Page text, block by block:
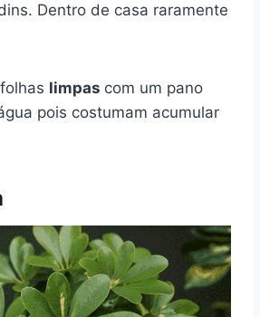
Dentro de casa raramente
limpas com um pano
pois costumam acumular